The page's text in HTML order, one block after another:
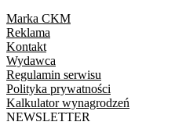
Marka CKM
Reklama
Kontakt
Wydawca
Regulamin serwisu
Polityka prywatności
Kalkulator wynagrodzeń
NEWSLETTER